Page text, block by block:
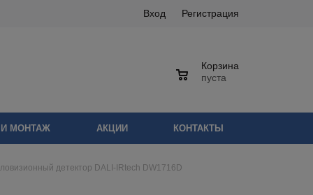
Вход Регистрация
Корзина
пуста
И МОНТАЖ АКЦИИ КОНТАКТЫ
детектор DALI-IRtech DW1716D